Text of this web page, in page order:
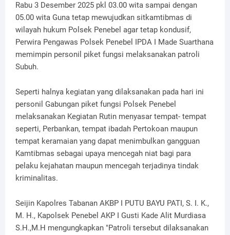
Rabu 3 Desember 2025 pkl 03.00 wita sampai dengan
05.00 wita Guna tetap mewujudkan sitkamtibmas di
wilayah hukum Polsek Penebel agar tetap kondusif,
Perwira Pengawas Polsek Penebel IPDA I Made Suarthana
memimpin personil piket fungsi melaksanakan patroli
Subuh.
Seperti halnya kegiatan yang dilaksanakan pada hari ini
personil Gabungan piket fungsi Polsek Penebel
melaksanakan Kegiatan Rutin menyasar tempat- tempat
seperti, Perbankan, tempat ibadah Pertokoan maupun
tempat keramaian yang dapat menimbulkan gangguan
Kamtibmas sebagai upaya mencegah niat bagi para
pelaku kejahatan maupun mencegah terjadinya tindak
kriminalitas.
Seijin Kapolres Tabanan AKBP I PUTU BAYU PATI, S. I. K.,
M. H., Kapolsek Penebel AKP I Gusti Kade Alit Murdiasa
S.H.,M.H mengungkapkan "Patroli tersebut dilaksanakan